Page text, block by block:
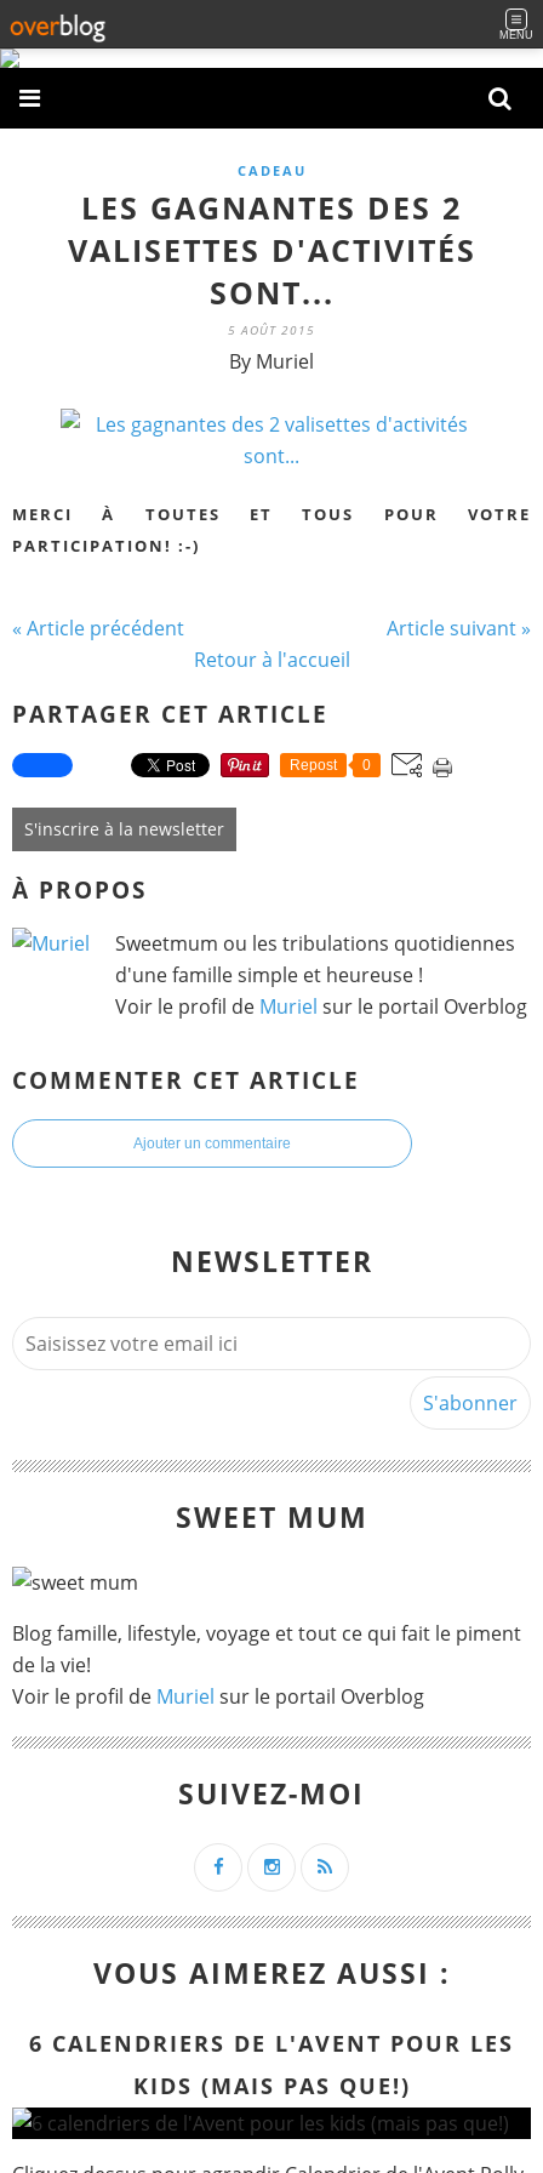
MENU
CADEAU
LES GAGNANTES DES 2
VALISETTES D'ACTIVITÉS
SONT...
5 AOÛT 2015
By Muriel
MERCI À TOUTES ET TOUS POUR VOTRE
PARTICIPATION! :-)
« Article précédent
Article suivant »
Retour à l'accueil
PARTAGER CET ARTICLE
Repost 0
S'inscrire à la newsletter
À PROPOS
Sweetmum ou les tribulations quotidiennes
d'une famille simple et heureuse !
Voir le profil de Muriel sur le portail Overblog
COMMENTER CET ARTICLE
Ajouter un commentaire
NEWSLETTER
SWEET MUM
Blog famille, lifestyle, voyage et tout ce qui fait le piment
de la vie!
Voir le profil de Muriel sur le portail Overblog
SUIVEZ-MOI
VOUS AIMEREZ AUSSI :
6 CALENDRIERS DE L'AVENT POUR LES
KIDS (MAIS PAS QUE!)